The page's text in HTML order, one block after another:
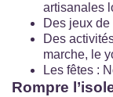
artisanales
Des jeux
Des
marche, le
Les fêtes :
Rompre